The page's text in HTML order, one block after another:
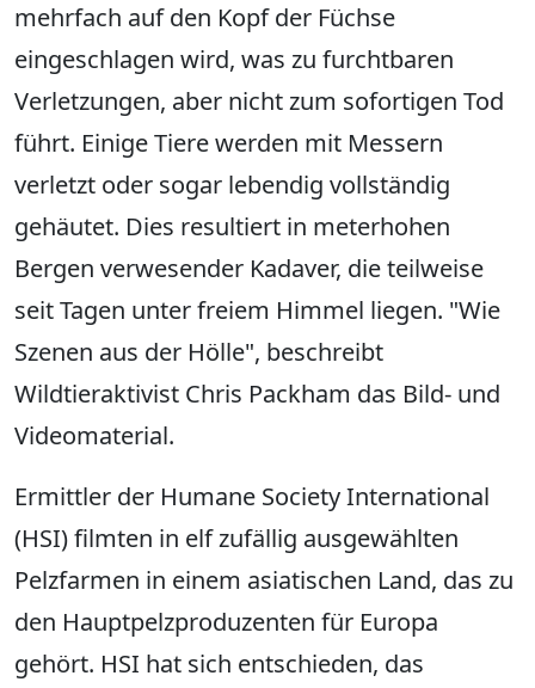
mehrfach auf den Kopf der Füchse
eingeschlagen wird, was zu furchtbaren
Verletzungen, aber nicht zum sofortigen Tod
führt. Einige Tiere werden mit Messern
verletzt oder sogar lebendig vollständig
gehäutet. Dies resultiert in meterhohen
Bergen verwesender Kadaver, die teilweise
seit Tagen unter freiem Himmel liegen. "Wie
Szenen aus der Hölle", beschreibt
Wildtieraktivist Chris Packham das Bild- und
Videomaterial.
Ermittler der Humane Society International
(HSI) filmten in elf zufällig ausgewählten
Pelzfarmen in einem asiatischen Land, das zu
den Hauptpelzproduzenten für Europa
gehört. HSI hat sich entschieden, das